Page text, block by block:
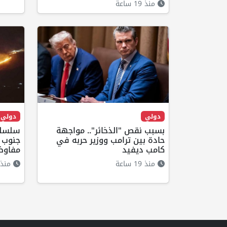
منذ 19 ساعة
دولي
بسبب نقص "الذخائر".. مواجهة
حادة بين ترامب ووزير حربه في
كامب ديفيد
منذ 19 ساعة
دولي
جنوب
منذ 17